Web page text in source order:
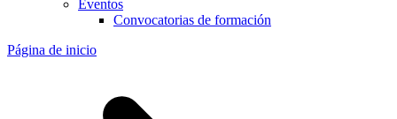
Eventos
Convocatorias de formación
Página de inicio